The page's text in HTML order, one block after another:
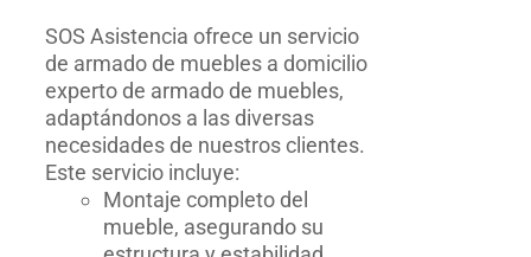
SOS Asistencia ofrece un servicio
de armado de muebles a domicilio
experto de armado de muebles,
adaptándonos a las diversas
necesidades de nuestros clientes.
Este servicio incluye:
Montaje completo del
mueble, asegurando su